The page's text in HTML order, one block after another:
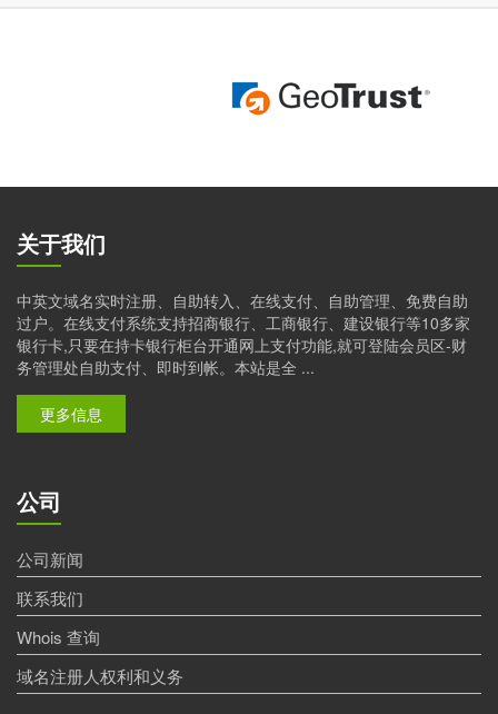
关于我们
中英文域名实时注册、自助转入、在线支付、自助管理、免费自助
过户。在线支付系统支持招商银行、工商银行、建设银行等10多家
银行卡,只要在持卡银行柜台开通网上支付功能,就可登陆会员区-财
务管理处自助支付、即时到帐。本站是全 ...
更多信息
公司
公司新闻
联系我们
Whois 查询
域名注册人权利和义务